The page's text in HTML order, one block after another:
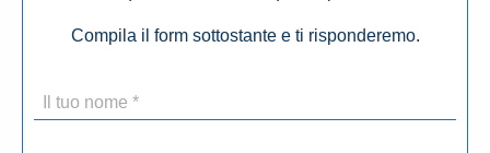
Compila il form sottostante e ti risponderemo.